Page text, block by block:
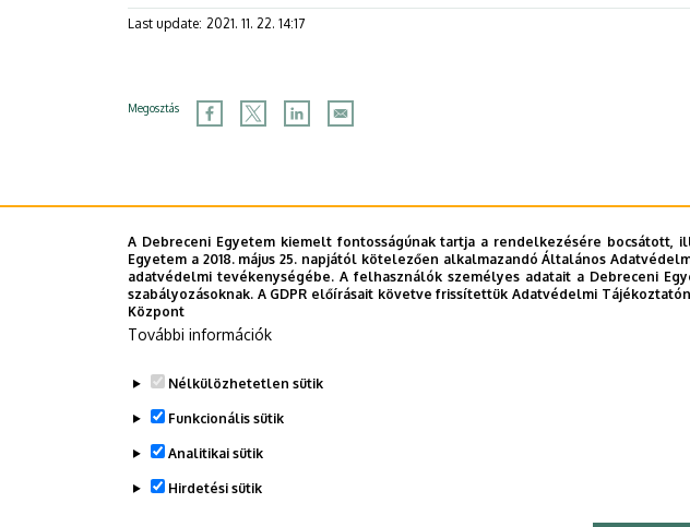
Last update: 2021. 11. 22. 14:17
Megosztás
A Debreceni Egyetem kiemelt fontosságúnak tartja a rendelkezésére
Egyetem a 2018. május 25. napjától kötelezően alkalmazandó Általános
adatvédelmi tevékenységébe. A felhasználók személyes adatait a Debreceni
szabályozásoknak. A GDPR előírásait követve frissítettük Adatvédelmi
Központ
További információk
Nélkülözhetetlen sütik
Funkcionális sütik
Analitikai sütik
Hirdetési sütik